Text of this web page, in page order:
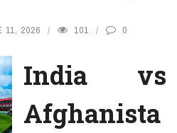
11, 2026 101 0
India vs
Afghanista